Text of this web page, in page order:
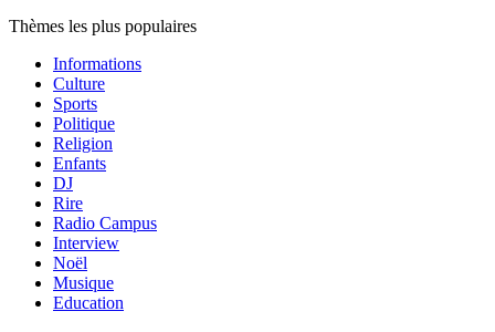
Thèmes les plus populaires
Informations
Culture
Sports
Politique
Religion
Enfants
DJ
Rire
Radio Campus
Interview
Noël
Musique
Education